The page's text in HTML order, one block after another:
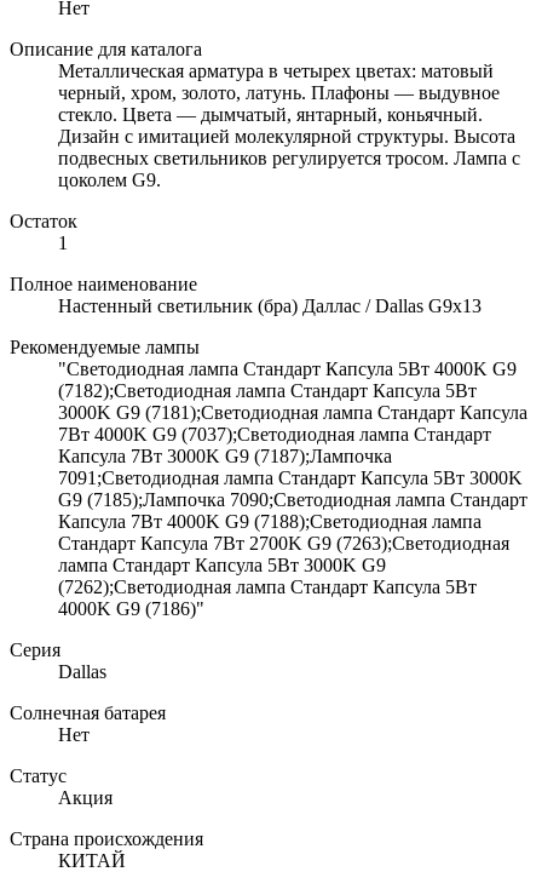
Нет
Описание для каталога
Металлическая арматура в четырех цветах: матовый
черный, хром, золото, латунь. Плафоны — выдувное
стекло. Цвета — дымчатый, янтарный, коньячный.
Дизайн с имитацией молекулярной структуры. Высота
подвесных светильников регулируется тросом. Лампа с
цоколем G9.
Остаток
1
Полное наименование
Настенный светильник (бра) Даллас / Dallas G9х13
Рекомендуемые лампы
"Светодиодная лампа Стандарт Капсула 5Вт 4000K G9
(7182);Светодиодная лампа Стандарт Капсула 5Вт
3000K G9 (7181);Светодиодная лампа Стандарт Капсула
7Вт 4000K G9 (7037);Светодиодная лампа Стандарт
Капсула 7Вт 3000K G9 (7187);Лампочка
7091;Светодиодная лампа Стандарт Капсула 5Вт 3000K
G9 (7185);Лампочка 7090;Светодиодная лампа Стандарт
Капсула 7Вт 4000K G9 (7188);Светодиодная лампа
Стандарт Капсула 7Вт 2700K G9 (7263);Светодиодная
лампа Стандарт Капсула 5Вт 3000K G9
(7262);Светодиодная лампа Стандарт Капсула 5Вт
4000K G9 (7186)"
Серия
Dallas
Солнечная батарея
Нет
Статус
Акция
Страна происхождения
КИТАЙ